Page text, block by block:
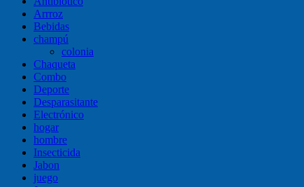
Arrroz
Bebidas
champú
colonia
Chaqueta
Combo
Deporte
Desparasitante
Electrónico
hogar
hombre
Insecticida
Jabon
juego